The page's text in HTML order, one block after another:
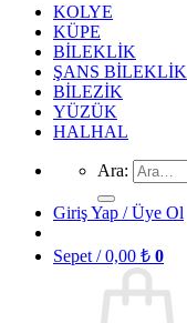
KOLYE
KÜPE
BİLEKLİK
ŞANS BİLEKLİK
BİLEZİK
YÜZÜK
HALHAL
Ara:
Giriş Yap / Üye Ol
Sepet /0,00 ₺ 0